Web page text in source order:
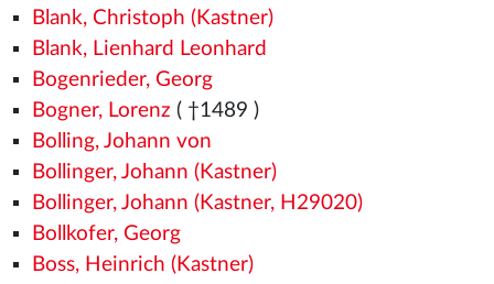
Blank, Christoph (Kastner)
Blank, Lienhard Leonhard
Bogenrieder, Georg
Bogner, Lorenz ( †1489 )
Bolling, Johann von
Bollinger, Johann (Kastner)
Bollinger, Johann (Kastner, H29020)
Bollkofer, Georg
Boss, Heinrich (Kastner)